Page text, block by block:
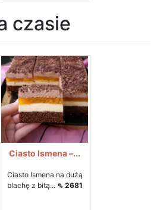
czasie
Ciasto Ismena –...
Ciasto Ismena na dużą
blachę z bitą... ⇖ 2681